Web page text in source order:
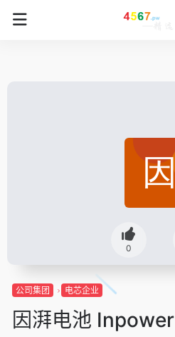
0
公司集团 电芯企业
因湃电池 Inpower